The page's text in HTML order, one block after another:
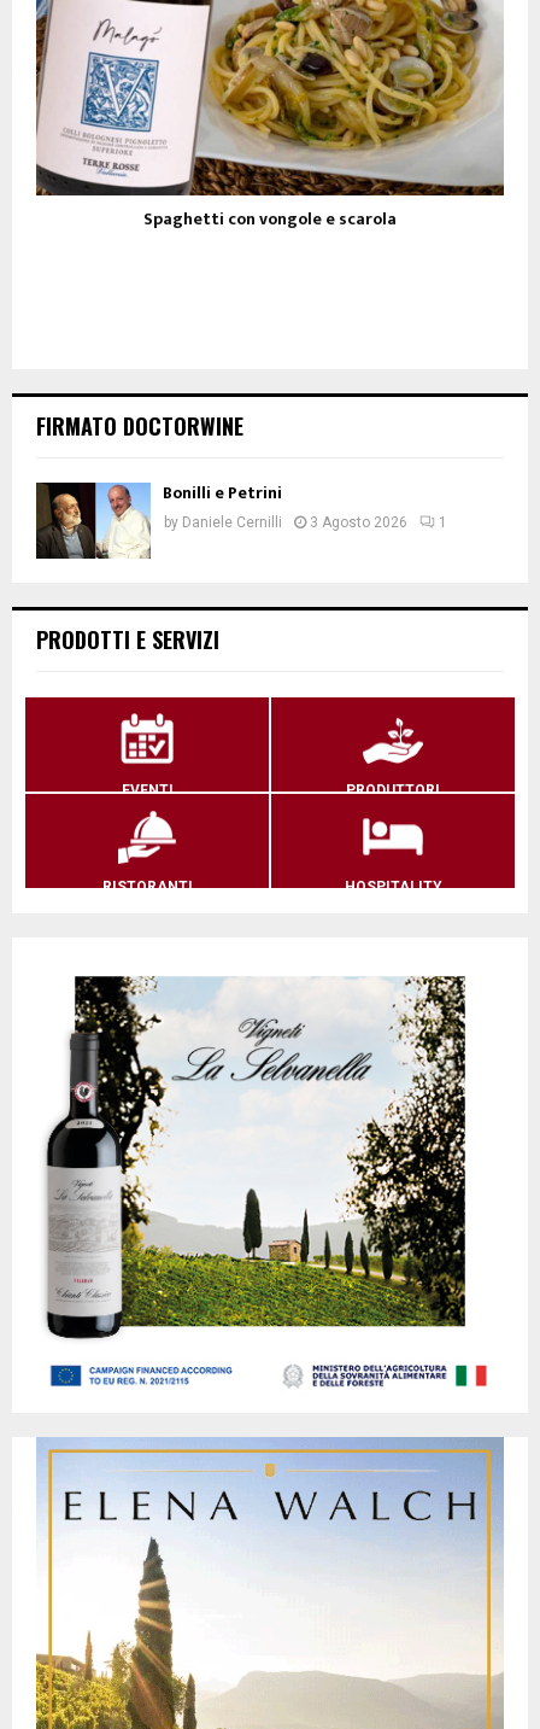
Spaghetti con vongole e scarola
FIRMATO DOCTORWINE
Bonilli e Petrini
by Daniele Cernilli 3 Agosto 2026 1
PRODOTTI E SERVIZI
EVENTI PRODUTTORI
RISTORANTI HOSPITALITY